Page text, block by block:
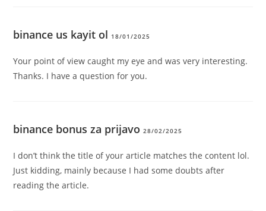
binance us kayit ol 18/01/2025
Your point of view caught my eye and was very interesting.
Thanks. I have a question for you.
binance bonus za prijavo 28/02/2025
I don’t think the title of your article matches the content lol.
Just kidding, mainly because I had some doubts after
reading the article.